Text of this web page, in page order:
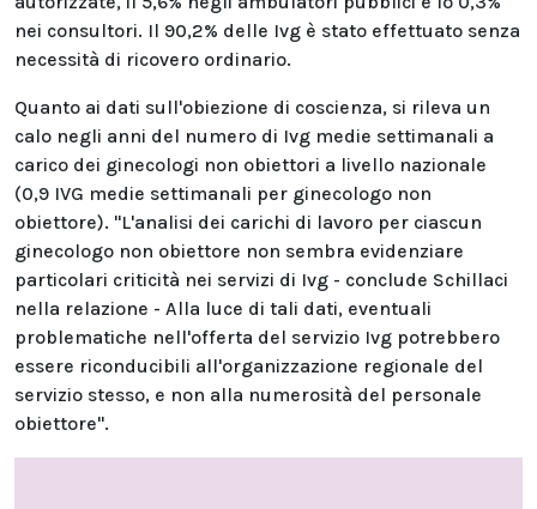
nei consultori. Il 90,2% delle Ivg è stato effettuato senza
necessità di ricovero ordinario.
Quanto ai dati sull'obiezione di coscienza, si rileva un
calo negli anni del numero di Ivg medie settimanali a
carico dei ginecologi non obiettori a livello nazionale
(0,9 IVG medie settimanali per ginecologo non
obiettore). "L'analisi dei carichi di lavoro per ciascun
ginecologo non obiettore non sembra evidenziare
particolari criticità nei servizi di Ivg - conclude Schillaci
nella relazione - Alla luce di tali dati, eventuali
problematiche nell'offerta del servizio Ivg potrebbero
essere riconducibili all'organizzazione regionale del
servizio stesso, e non alla numerosità del personale
obiettore".